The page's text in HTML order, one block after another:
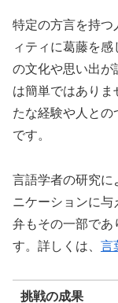
特定の方言を持つ
ィティに葛藤を
の文化や思い出が
は簡単ではあり
たな経験や人との
です。
言語学者の研究に
ニケーションに
弁もその一部であ
す。詳しくは、 言
挑戦の成果